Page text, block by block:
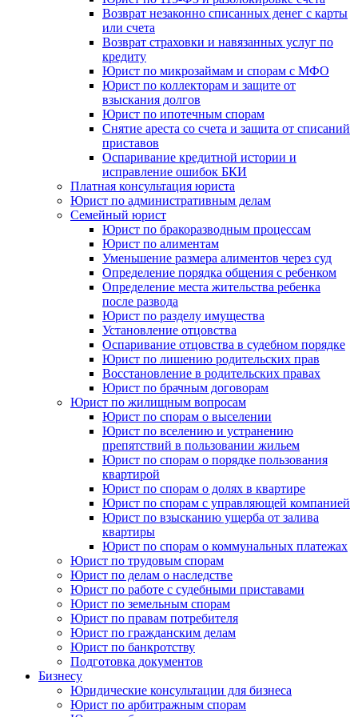
Возврат незаконно списанных денег с карты
или счета
Возврат страховки и навязанных услуг по
кредиту
Юрист по микрозаймам и спорам с МФО
Юрист по коллекторам и защите от
взыскания долгов
Юрист по ипотечным спорам
Снятие ареста со счета и защита от списаний
приставов
Оспаривание кредитной истории и
исправление ошибок БКИ
Платная консультация юриста
Юрист по административным делам
Семейный юрист
Юрист по бракоразводным процессам
Юрист по алиментам
Уменьшение размера алиментов через суд
Определение порядка общения с ребенком
Определение места жительства ребенка
после развода
Юрист по разделу имущества
Установление отцовства
Оспаривание отцовства в судебном порядке
Юрист по лишению родительских прав
Восстановление в родительских правах
Юрист по брачным договорам
Юрист по жилищным вопросам
Юрист по спорам о выселении
Юрист по вселению и устранению
препятствий в пользовании жильем
Юрист по спорам о порядке пользования
квартирой
Юрист по спорам о долях в квартире
Юрист по спорам с управляющей компанией
Юрист по взысканию ущерба от залива
квартиры
Юрист по спорам о коммунальных платежах
Юрист по трудовым спорам
Юрист по делам о наследстве
Юрист по работе с судебными приставами
Юрист по земельным спорам
Юрист по правам потребителя
Юрист по гражданским делам
Юрист по банкротству
Подготовка документов
Бизнесу
Юридические консультации для бизнеса
Юрист по арбитражным спорам